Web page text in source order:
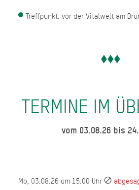
Treffpunkt: vor der Vitalwelt am
TERMINE IM
vom 03.08.26 bis
Mo, 03.08.26 um 15:00 Uhr